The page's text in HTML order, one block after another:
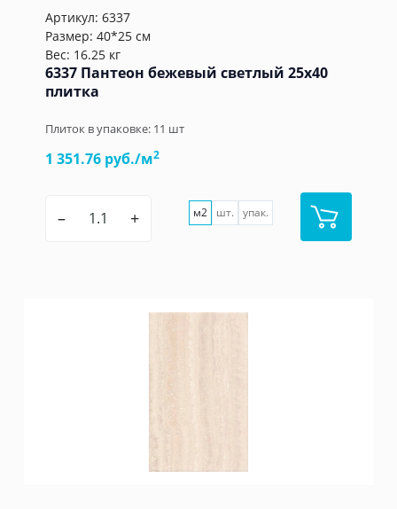
Артикул: 6337
Размер: 40*25 см
Вес: 16.25 кг
6337 Пантеон бежевый светлый 25x40
плитка
Плиток в упаковке: 11 шт
1 351.76 руб./м2
– + м2 шт. упак.